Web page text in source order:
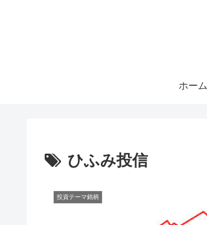
ホーム
ひふみ投信
投資テーマ銘柄